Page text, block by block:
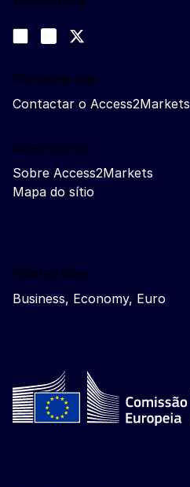
Join us on LinkedIn
Trade-Off podcast
Contacte-nos
Contactar o Access2Markets
Quem somos
Sobre Access2Markets
Mapa do sítio
Related sites
Business, Economy, Euro